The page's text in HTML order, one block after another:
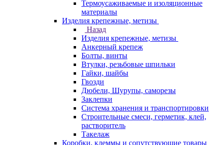
Термоусаживаемые и изоляционные
материалы
Изделия крепежные, метизы
Назад
Изделия крепежные, метизы
Анкерный крепеж
Болты, винты
Втулки, резьбовые шпильки
Гайки, шайбы
Гвозди
Дюбели, Шурупы, саморезы
Заклепки
Система хранения и транспортировки
Строительные смеси, герметик, клей,
растворитель
Такелаж
Коробки, клеммы и сопутствующие товары